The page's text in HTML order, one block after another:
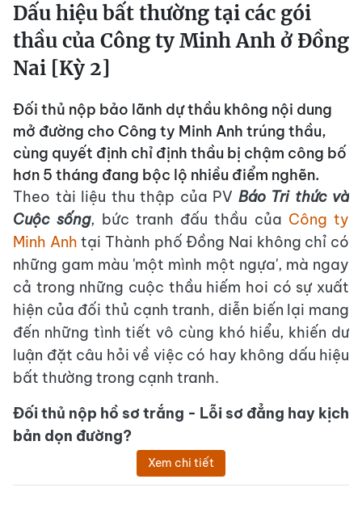
Dấu hiệu bất thường tại các gói
thầu của Công ty Minh Anh ở Đồng
Nai [Kỳ 2]
Đối thủ nộp bảo lãnh dự thầu không nội dung
mở đường cho Công ty Minh Anh trúng thầu,
cùng quyết định chỉ định thầu bị chậm công bố
hơn 5 tháng đang bộc lộ nhiều điểm nghẽn.
Theo tài liệu thu thập của PV Báo Tri thức và
Cuộc sống, bức tranh đấu thầu của Công ty
Minh Anh tại Thành phố Đồng Nai không chỉ có
những gam màu 'một mình một ngựa', mà ngay
cả trong những cuộc thầu hiếm hoi có sự xuất
hiện của đối thủ cạnh tranh, diễn biến lại mang
đến những tình tiết vô cùng khó hiểu, khiến dư
luận đặt câu hỏi về việc có hay không dấu hiệu
bất thường trong cạnh tranh.
Đối thủ nộp hồ sơ trắng - Lỗi sơ đẳng hay kịch
bản dọn đường?
Xem chi tiết